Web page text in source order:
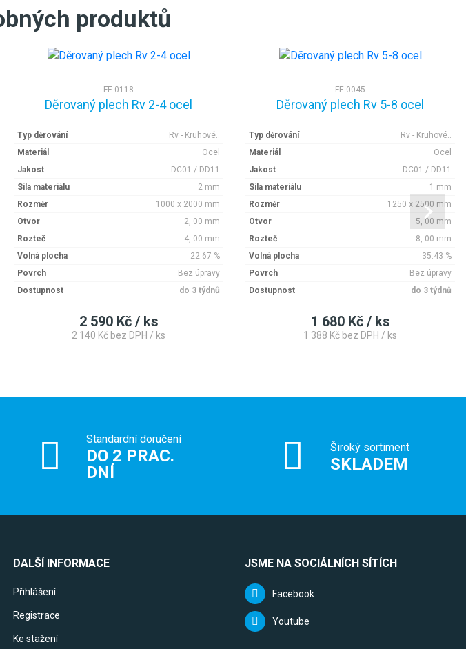
produktů
FE 0118
Děrovaný plech Rv 2-4 ocel
Typ děrování
Rv - Kruhové..
Materiál
Ocel
Jakost
DC01 / DD11
Síla materiálu
2 mm
Rozměr
1000 x 2000 mm
Otvor
2, 00 mm
Rozteč
4, 00 mm
Volná plocha
22.67 %
Povrch
Bez úpravy
Dostupnost
do 3 týdnů
2 590 Kč / ks
2 140 Kč bez DPH / ks
FE 0045
Děrovaný plech Rv 5-8 ocel
Typ děrování
Rv - Kruhové..
Materiál
Ocel
Jakost
DC01 / DD11
Síla materiálu
1 mm
Rozměr
1250 x 2500 mm
Otvor
5, 00 mm
Rozteč
8, 00 mm
Volná plocha
35.43 %
Povrch
Bez úpravy
Dostupnost
do 3 týdnů
1 680 Kč / ks
1 388 Kč bez DPH / ks
Standardní doručení
DO 2 PRAC.
DNÍ
Široký sortiment
SKLADEM
DALŠÍ INFORMACE
Přihlášení
Registrace
Ke stažení
JSME NA SOCIÁLNÍCH SÍTÍCH
Facebook
Youtube